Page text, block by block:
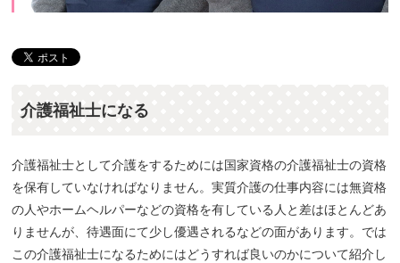
介護福祉士になる
介護福祉士として介護をするためには国家資格の介護福祉士の資格
を保有していなければなりません。実質介護の仕事内容には無資格
の人やホームヘルパーなどの資格を有している人と差はほとんどあ
りませんが、待遇面にて少し優遇されるなどの面があります。では
この介護福祉士になるためにはどうすれば良いのかについて紹介し